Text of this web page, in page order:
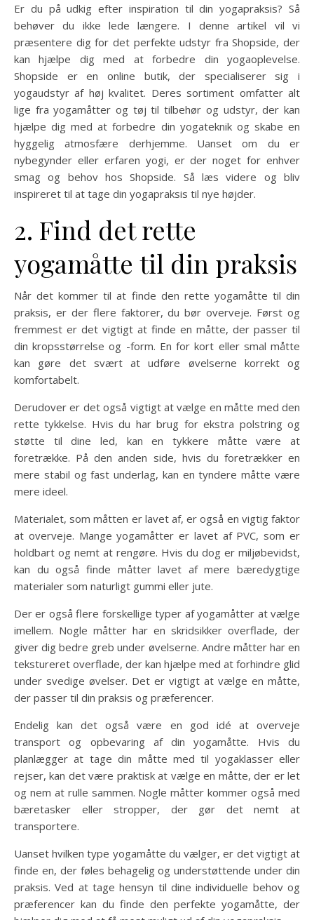
Er du på udkig efter inspiration til din yogapraksis? Så
behøver du ikke lede længere. I denne artikel vil vi
præsentere dig for det perfekte udstyr fra Shopside, der
kan hjælpe dig med at forbedre din yogaoplevelse.
Shopside er en online butik, der specialiserer sig i
yogaudstyr af høj kvalitet. Deres sortiment omfatter alt
lige fra yogamåtter og tøj til tilbehør og udstyr, der kan
hjælpe dig med at forbedre din yogateknik og skabe en
hyggelig atmosfære derhjemme. Uanset om du er
nybegynder eller erfaren yogi, er der noget for enhver
smag og behov hos Shopside. Så læs videre og bliv
inspireret til at tage din yogapraksis til nye højder.
2. Find det rette
yogamåtte til din praksis
Når det kommer til at finde den rette yogamåtte til din
praksis, er der flere faktorer, du bør overveje. Først og
fremmest er det vigtigt at finde en måtte, der passer til
din kropsstørrelse og -form. En for kort eller smal måtte
kan gøre det svært at udføre øvelserne korrekt og
komfortabelt.
Derudover er det også vigtigt at vælge en måtte med den
rette tykkelse. Hvis du har brug for ekstra polstring og
støtte til dine led, kan en tykkere måtte være at
foretrække. På den anden side, hvis du foretrækker en
mere stabil og fast underlag, kan en tyndere måtte være
mere ideel.
Materialet, som måtten er lavet af, er også en vigtig faktor
at overveje. Mange yogamåtter er lavet af PVC, som er
holdbart og nemt at rengøre. Hvis du dog er miljøbevidst,
kan du også finde måtter lavet af mere bæredygtige
materialer som naturligt gummi eller jute.
Der er også flere forskellige typer af yogamåtter at vælge
imellem. Nogle måtter har en skridsikker overflade, der
giver dig bedre greb under øvelserne. Andre måtter har en
tekstureret overflade, der kan hjælpe med at forhindre glid
under svedige øvelser. Det er vigtigt at vælge en måtte,
der passer til din praksis og præferencer.
Endelig kan det også være en god idé at overveje
transport og opbevaring af din yogamåtte. Hvis du
planlægger at tage din måtte med til yogaklasser eller
rejser, kan det være praktisk at vælge en måtte, der er let
og nem at rulle sammen. Nogle måtter kommer også med
bæretasker eller stropper, der gør det nemt at
transportere.
Uanset hvilken type yogamåtte du vælger, er det vigtigt at
finde en, der føles behagelig og understøttende under din
praksis. Ved at tage hensyn til dine individuelle behov og
præferencer kan du finde den perfekte yogamåtte, der